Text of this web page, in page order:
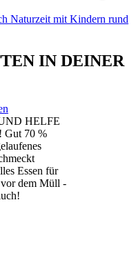
IN DEINER
HELFE
70 %
Essen für
vor dem Müll -